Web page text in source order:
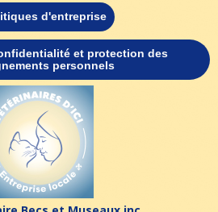
d'entreprise
et protection des
personnels